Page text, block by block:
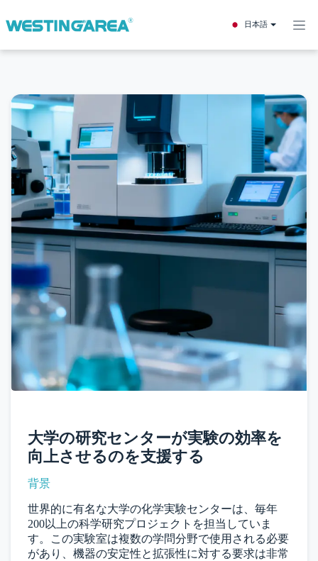
日本語
大学の研究センターが実験の効率を
向上させるのを支援する
背景
世界的に有名な大学の化学実験センターは、毎年
200以上の科学研究プロジェクトを担当していま
す。この実験室は複数の学問分野で使用される必要
があり、機器の安定性と拡張性に対する要求は非常